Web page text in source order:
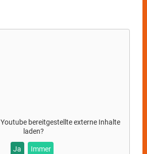
Youtubebereitgestellte externe Inhalte
laden?
Ja Immer